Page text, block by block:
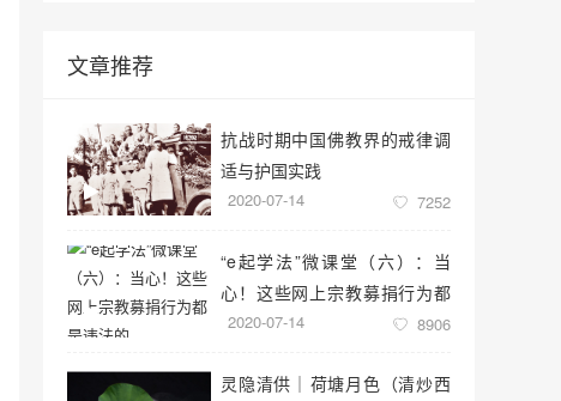
文章推荐
抗战时期中国佛教界的戒律调
适与护国实践
2020-07-14 7252
“e起学法”微课堂（六）：当
心！这些网上宗教募捐行为都
是违法的
2020-07-14 8906
灵隐清供｜​荷塘月色（清炒西